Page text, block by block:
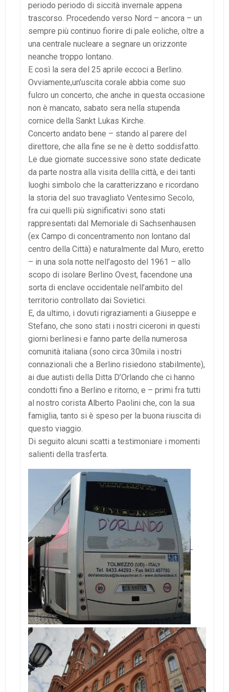
periodo periodo di siccità invernale appena
trascorso. Procedendo verso Nord – ancora – un
sempre più continuo fiorire di pale eoliche, oltre a
una centrale nucleare a segnare un orizzonte
neanche troppo lontano.
E così la sera del 25 aprile eccoci a Berlino.
Ovviamente,un’uscita corale abbia come suo
fulcro un concerto, che anche in questa occasione
non è mancato, sabato sera nella stupenda
cornice della Sankt Lukas Kirche.
Concerto andato bene – stando al parere del
direttore, che alla fine se ne è detto soddisfatto.
Le due giornate successive sono state dedicate
da parte nostra alla visita dellla città, e dei tanti
luoghi simbolo che la caratterizzano e ricordano
la storia del suo travagliato Ventesimo Secolo,
fra cui quelli più significativi sono stati
rappresentati dal Memoriale di Sachsenhausen
(ex Campo di concentramento non lontano dal
centro della Città) e naturalmente dal Muro, eretto
– in una sola notte nell’agosto del 1961 – allo
scopo di isolare Berlino Ovest, facendone una
sorta di enclave occidentale nell’ambito del
territorio controllato dai Sovietici.
E, da ultimo, i dovuti rigraziamenti a Giuseppe e
Stefano, che sono stati i nostri ciceroni in questi
giorni berlinesi e fanno parte della numerosa
comunità italiana (sono circa 30mila i nostri
connazionali che a Berlino risiedono stabilmente),
ai due autisti della Ditta D’Orlando che ci hanno
condotti fino a Berlino e ritorno, e – primi fra tutti
al nostro corista Alberto Paolini che, con la sua
famiglia, tanto si è speso per la buona riuscita di
questo viaggio.
Di seguito alcuni scatti a testimoniare i momenti
salienti della trasferta.